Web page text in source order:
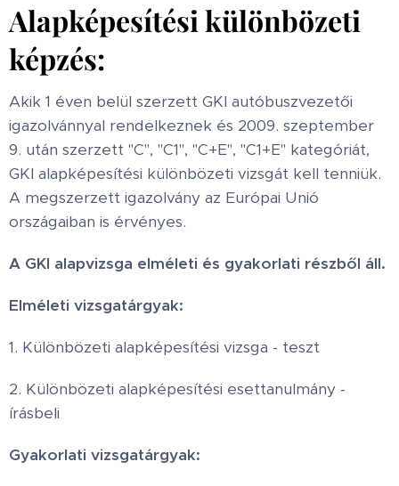
Alapképesítési különbözeti
képzés:
Akik 1 éven belül szerzett GKI autóbuszvezetői
igazolvánnyal rendelkeznek és 2009. szeptember
9. után szerzett "C", "C1", "C+E", "C1+E" kategóriát,
GKI alapképesítési különbözeti vizsgát kell tenniük.
A megszerzett igazolvány az Európai Unió
országaiban is érvényes.
A GKI alapvizsga elméleti és gyakorlati részből áll.
Elméleti vizsgatárgyak:
1. Különbözeti alapképesítési vizsga - teszt
2. Különbözeti alapképesítési esettanulmány -
írásbeli
Gyakorlati vizsgatárgyak: